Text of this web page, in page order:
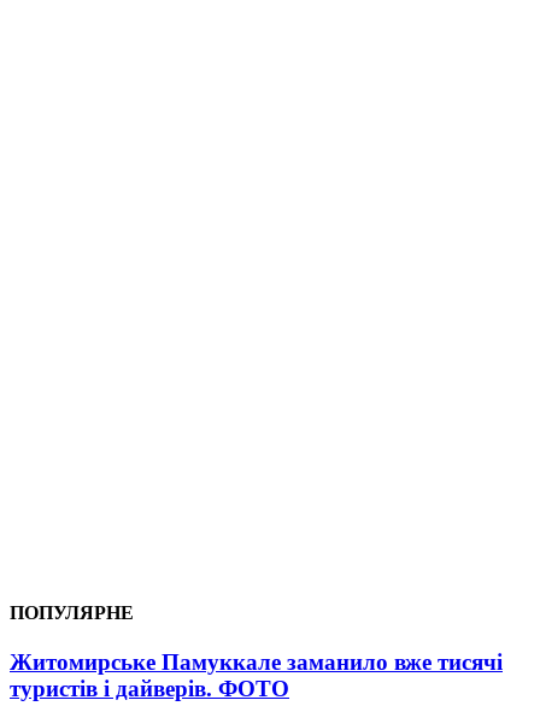
ПОПУЛЯРНЕ
Житомирське Памуккале заманило вже тисячі
туристів і дайверів. ФОТО